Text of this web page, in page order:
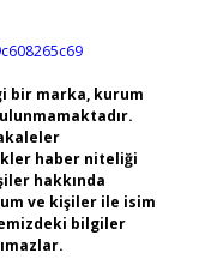
bir marka, kurum
haber niteliği
hakkında
ve kişiler ile isim
bilgiler